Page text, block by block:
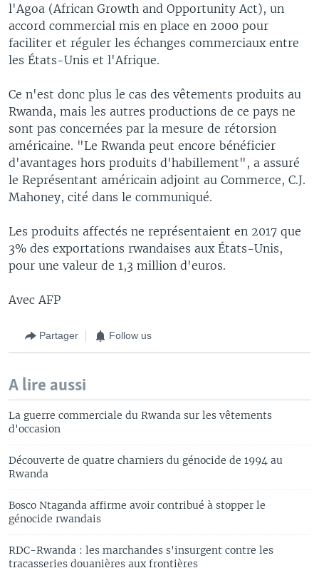
l'Agoa (African Growth and Opportunity Act), un
accord commercial mis en place en 2000 pour
faciliter et réguler les échanges commerciaux entre
les États-Unis et l'Afrique.
Ce n'est donc plus le cas des vêtements produits au
Rwanda, mais les autres productions de ce pays ne
sont pas concernées par la mesure de rétorsion
américaine. "Le Rwanda peut encore bénéficier
d'avantages hors produits d'habillement", a assuré
le Représentant américain adjoint au Commerce, C.J.
Mahoney, cité dans le communiqué.
Les produits affectés ne représentaient en 2017 que
3% des exportations rwandaises aux États-Unis,
pour une valeur de 1,3 million d'euros.
Avec AFP
Partager Follow us
A lire aussi
La guerre commerciale du Rwanda sur les vêtements
d'occasion
Découverte de quatre charniers du génocide de 1994 au
Rwanda
Bosco Ntaganda affirme avoir contribué à stopper le
génocide rwandais
RDC-Rwanda : les marchandes s'insurgent contre les
tracasseries douanières aux frontières